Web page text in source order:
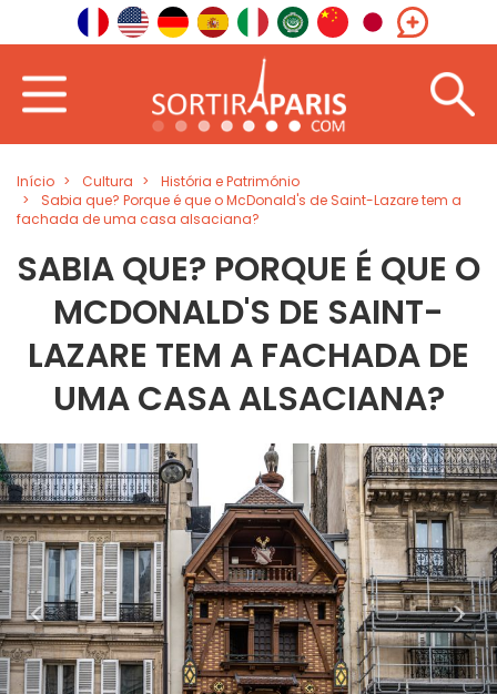
Início Cultura
História e Património
Sabia que? Porque é que o McDonald's de Saint-Lazare tem a
fachada de uma casa alsaciana?
SABIA QUE? PORQUE É QUE O
MCDONALD'S DE SAINT-
LAZARE TEM A FACHADA DE
UMA CASA ALSACIANA?
< >